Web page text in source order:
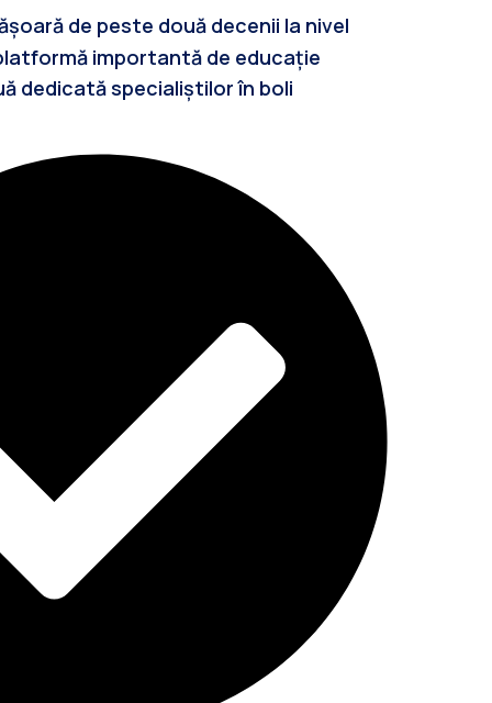
de peste două decenii la nivel
importantă de educație
specialiștilor în boli